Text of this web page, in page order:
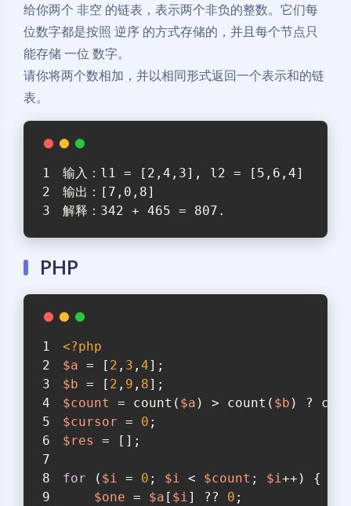
给你两个 非空 的链表，表示两个非负的整数。它们每
位数字都是按照 逆序 的方式存储的，并且每个节点只
能存储 一位 数字。
请你将两个数相加，并以相同形式返回一个表示和的链
表。
输入：l1 = [2,4,3], l2 = [5,6,4]
输出：[7,0,8]
解释：342 + 465 = 807.
PHP
<?php
$a = [ 2 , 3 , 4];
$b = [ 2 , 9 , 8];
$count
= count( $a ) > count( $b ) ?
$cursor = 0 ;
$res
= [];
for ( $i = 0 ; $i < $count ; $i++) {
$one = $a [ $i] ?? 0 ;